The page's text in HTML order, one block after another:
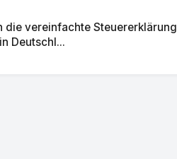
die vereinfachte Steuererklärung
Deutschl...